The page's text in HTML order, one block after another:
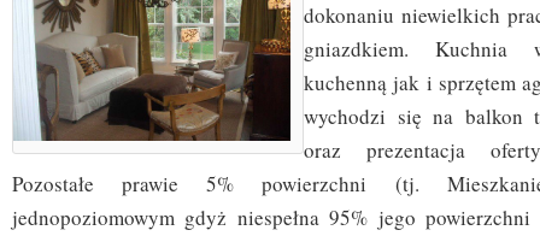
dokonaniu niewielkich
gniazdkiem. Kuchnia
kuchenną jak i sprzętem
wychodzi się na balkon
oraz prezentacja
Pozostałe prawie 5% powierzchni (tj.
jednopoziomowym gdyż niespełna 95% jego